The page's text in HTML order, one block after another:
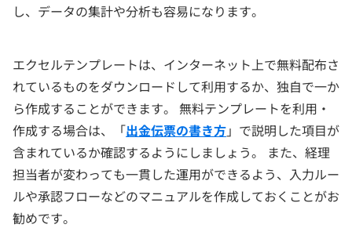
し、データの集計や分析も容易になります。
エクセルテンプレートは、インターネット上で無料配布さ
れているものをダウンロードして利用するか、独自で一か
ら作成することができます。 無料テンプレートを利用・
作成する場合は、「出金伝票の書き方」で説明した項目が
含まれているか確認するようにしましょう。 また、経理
担当者が変わっても一貫した運用ができるよう、入力ルー
ルや承認フローなどのマニュアルを作成しておくことがお
勧めです。